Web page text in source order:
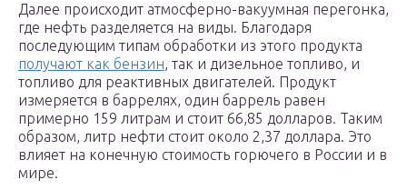
Далее происходит атмосферно-вакуумная перегонка,
где нефть разделяется на виды. Благодаря
последующим типам обработки из этого продукта
получают как бензин, так и дизельное топливо, и
топливо для реактивных двигателей. Продукт
измеряется в баррелях, один баррель равен
примерно 159 литрам и стоит 66,85 долларов. Таким
образом, литр нефти стоит около 2,37 доллара. Это
влияет на конечную стоимость горючего в России и в
мире.